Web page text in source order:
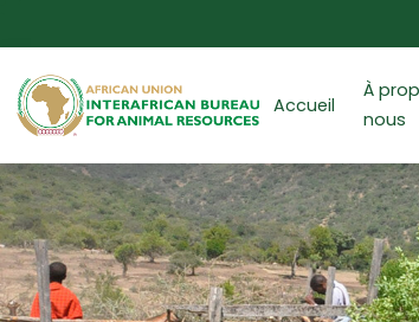
Accueil
À
nous